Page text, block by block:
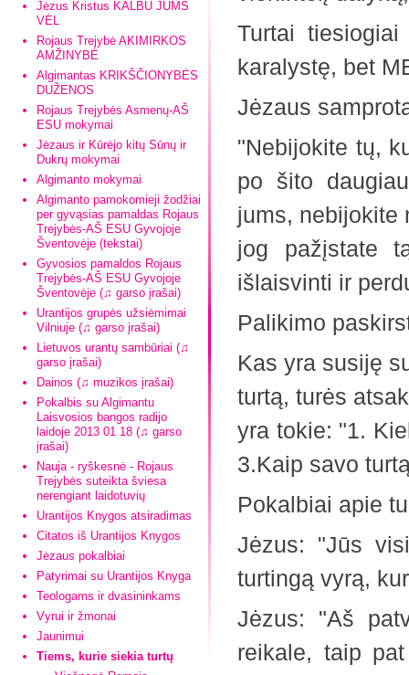
Jėzus Kristus KALBU JUMS
VĖL
Rojaus Trejybė AKIMIRKOS
AMŽINYBĖ
Algimantas KRIKŠČIONYBĖS
DUŽENOS
Rojaus Trejybės Asmenų-AŠ
ESU mokymai
Jėzaus ir Kūrėjo kitų Sūnų ir
Dukrų mokymai
Algimanto mokymai
Algimanto pamokomieji žodžiai
per gyvąsias pamaldas Rojaus
Trejybės-AŠ ESU Gyvojoje
Šventovėje (tekstai)
Gyvosios pamaldos Rojaus
Trejybės-AŠ ESU Gyvojoje
Šventovėje (♫ garso įrašai)
Urantijos grupės užsiėmimai
Vilniuje (♫ garso įrašai)
Lietuvos urantų sambūriai (♫
garso įrašai)
Dainos (♫ muzikos įrašai)
Pokalbis su Algimantu
Laisvosios bangos radijo
laidoje 2013 01 18 (♫ garso
įrašai)
Nauja - ryškesnė - Rojaus
Trejybės suteikta šviesa
nerengiant laidotuvių
Urantijos Knygos atsiradimas
Citatos iš Urantijos Knygos
Jėzaus pokalbiai
Patyrimai su Urantijos Knyga
Teologams ir dvasininkams
Vyrui ir žmonai
Jaunimui
Tiems, kurie siekia turtų
Turtai
karalystę, bet
Jėzaus
"Nebijokite tų,
po šito
jums, nebijokite
jog pažįstate
išlaisvinti ir
Palikimo
Kas yra susiję
turtą, turės
yra tokie: "1.
3.Kaip savo
Pokalbiai apie
Jėzus: "Jūs
turtingą vyrą,
Jėzus: "Aš
reikale, taip